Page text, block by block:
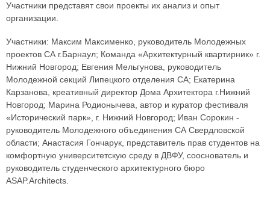
Участники представят свои проекты их анализ и опыт
организации.
Участники: Максим Максименко, руководитель Молодежных
проектов СА г.Барнаул; Команда «Архитектурный квартирник» г.
Нижний Новгород; Евгения Мельгунова, руководитель
Молодежной секций Липецкого отделения СА; Екатерина
Карзанова, креативный директор Дома Архитектора г.Нижний
Новгород; Марина Родионычева, автор и куратор фестиваля
«Исторический парк», г. Нижний Новгород; Иван Сорокин -
руководитель Молодежного объединения СА Свердловской
области; Анастасия Гончарук, представитель прав студентов на
комфортную университетскую среду в ДВФУ, сооснователь и
руководитель студенческого архитектурного бюро
ASAP.Architects.